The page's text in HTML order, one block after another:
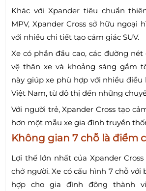
Khác với Xpander tiêu chuẩn
MPV, Xpander Cross sở hữu ngoại
với nhiều chi tiết tạo cảm giác SUV.
Xe có phần đầu cao, các đường nét
vệ thân xe và khoảng sáng gầm
này giúp xe phù hợp với nhiều điều
Việt Nam, từ đô thị đến những
Với người trẻ, Xpander Cross tạo
hơn một mẫu xe gia đình truyền
Không gian 7 chỗ là điểm
Lợi thế lớn nhất của Xpander
chở người. Xe có cấu hình 7 chỗ với
hợp cho gia đình đông thành